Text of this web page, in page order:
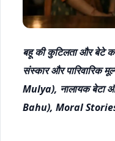
बहू की कुटिलता और बेटे
संस्कार और
Mulya), नालायक बेटा
Bahu), Moral